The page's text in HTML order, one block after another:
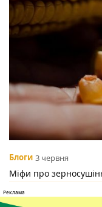
Блоги 3 червня
Міфи про